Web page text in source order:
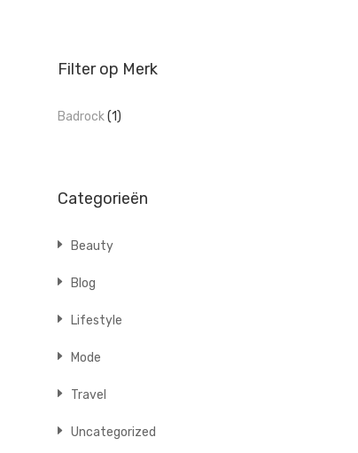
Filter op Merk
Badrock(1)
Categorieën
Beauty
Blog
Lifestyle
Mode
Travel
Uncategorized